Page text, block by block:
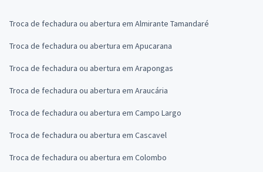
Troca de fechadura ou abertura em Almirante Tamandaré
Troca de fechadura ou abertura em Apucarana
Troca de fechadura ou abertura em Arapongas
Troca de fechadura ou abertura em Araucária
Troca de fechadura ou abertura em Campo Largo
Troca de fechadura ou abertura em Cascavel
Troca de fechadura ou abertura em Colombo